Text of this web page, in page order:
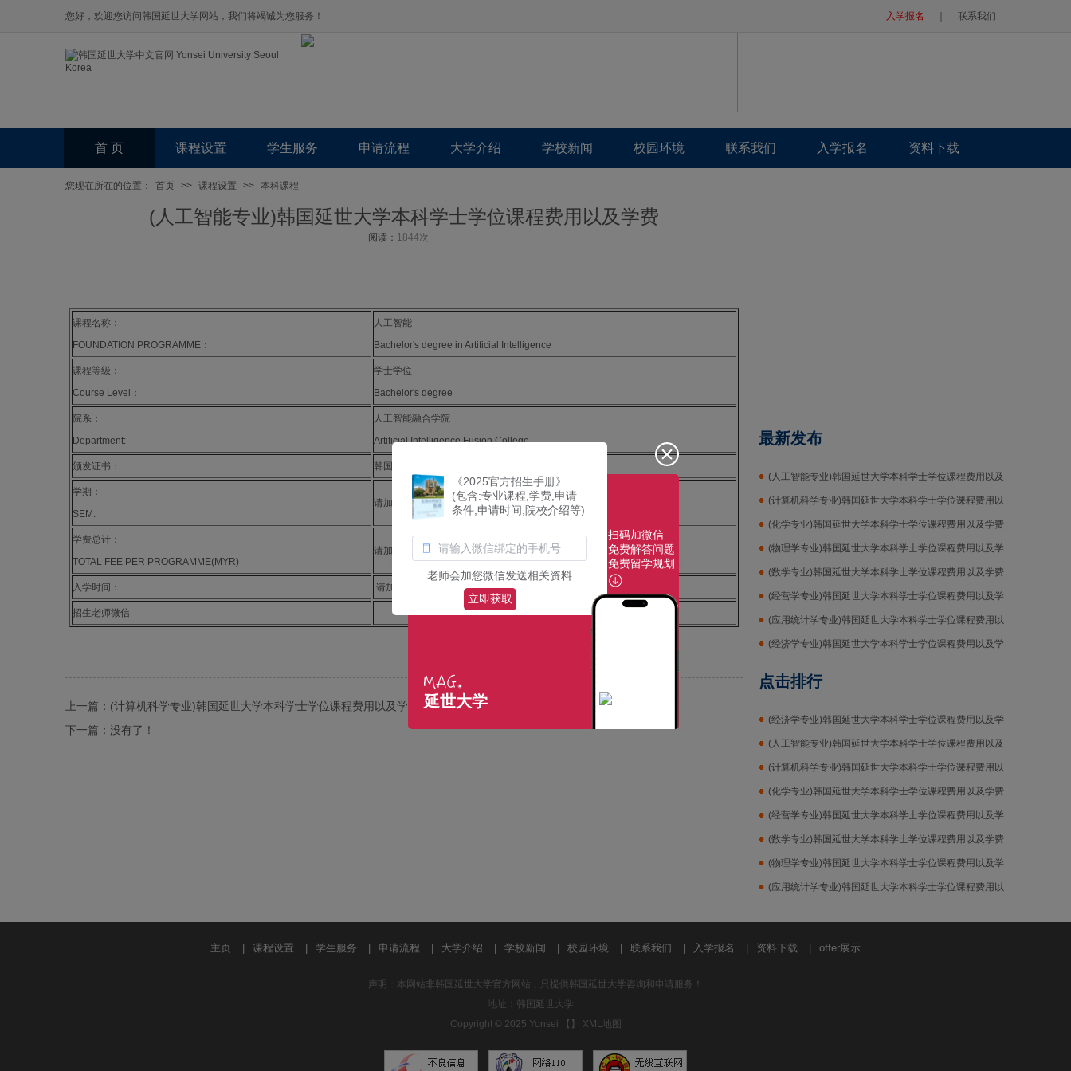
您好，欢迎您访问韩国延世大学网站，我们将竭诚为您服务！ 入学报名 联系我们
首 页 课程设置 学生服务 申请流程 大学介绍 学校新闻 校园环境 联系我们 入学报名 资料下载
您现在所在的位置： 首页 >> 课程设置 >> 本科课程
(人工智能专业)韩国延世大学本科学士学位课程费用以及学费
阅读： 1844次
课程名称：
FOUNDATION PROGRAMME：
人工智能
Bachelor's degree in Artificial Intelligence
课程等级：
Course Level：
学士学位
Bachelor's degree
院系：
Department:
人工智能融合学院
Artificial Intelligence Fusion College
颁发证书： 韩国延世大学
学期：
SEM:
请加招生老师微信,咨询
学费总计：
TOTAL FEE PER PROGRAMME(MYR)
请加招生老师微信,咨询
入学时间： 请加招生老师微信,咨询
招生老师微信
上一篇： (计算机科学专业)韩国延世大学本科学士学位课程费用以及学费
下一篇：没有了！
最新发布
(人工智能专业)韩国延世大学本科学士学位课程费用以及
学费(计算机科学专业)韩国延世大学本科学士学位课程费用以
及学费
(化学专业)韩国延世大学本科学士学位课程费用以及学费
(物理学专业)韩国延世大学本科学士学位课程费用以及学
费 (数学专业)韩国延世大学本科学士学位课程费用以及学费
(经营学专业)韩国延世大学本科学士学位课程费用以及学
费 (应用统计学专业)韩国延世大学本科学士学位课程费用以
及学费
(经济学专业)韩国延世大学本科学士学位课程费用以及学
点击排行
(经济学专业)韩国延世大学本科学士学位课程费用以及学
费 (人工智能专业)韩国延世大学本科学士学位课程费用以及
学费(计算机科学专业)韩国延世大学本科学士学位课程费用以
及学费
(化学专业)韩国延世大学本科学士学位课程费用以及学费
(经营学专业)韩国延世大学本科学士学位课程费用以及学
费 (数学专业)韩国延世大学本科学士学位课程费用以及学费
(物理学专业)韩国延世大学本科学士学位课程费用以及学
费 (应用统计学专业)韩国延世大学本科学士学位课程费用以
主页 课程设置 学生服务 申请流程 大学介绍 学校新闻 校园环境 联系我们 入学报名 资料下载 offer展示
声明：本网站非韩国延世大学官方网站，只提供韩国延世大学咨询和申请服务！
地址：韩国延世大学
Copyright © 2025 Yonsei 【 】 XML地图
《2025官方招生手册》
(包含:专业课程,学费,申请
条件,申请时间,院校介绍等)
老师会加您微信发送相关资料
立即获取
延世大学
扫码加微信
免费解答问题
免费留学规划